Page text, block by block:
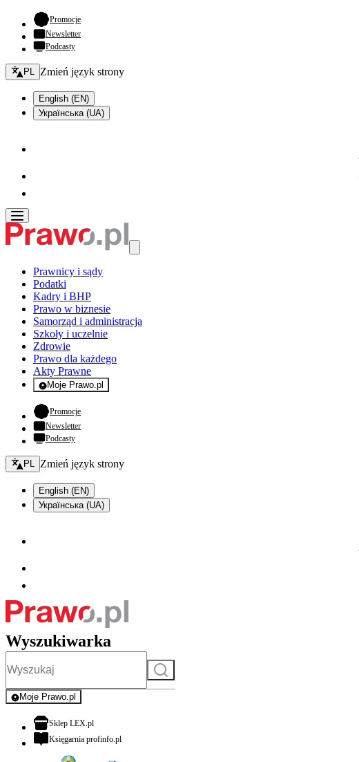
Promocje- otwiera się w nowej karcie
Newsletter
Podcasty
Zmień język - bieżący:
PL Zmień język strony
English (EN)
Українська (UA)
Prawnicy i sądy
Podatki
Kadry i BHP
Prawo w biznesie
Samorząd i administracja
Szkoły i uczelnie
Zdrowie
Prawo dla każdego
Akty Prawne
Moje Prawo.pl
- rejestracja i logowanie do serwisu
Promocje- otwiera się w nowej karcie
Newsletter
Podcasty
Zmień język - bieżący:
PL Zmień język strony
English (EN)
Українська (UA)
Wyszukiwarka
Szukaj
Moje Prawo.pl
- rejestracja i logowanie do serwisu
Sklep LEX.plotwiera się w nowej karcie
Księgarnia profinfo.plotwiera się w nowej karcie